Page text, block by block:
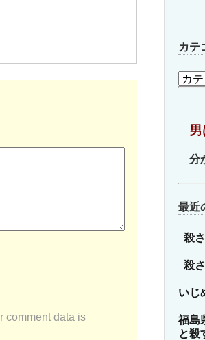
comment data is
カテ
カ
テ
分
最近
殺
殺
いじ
福島
と殺